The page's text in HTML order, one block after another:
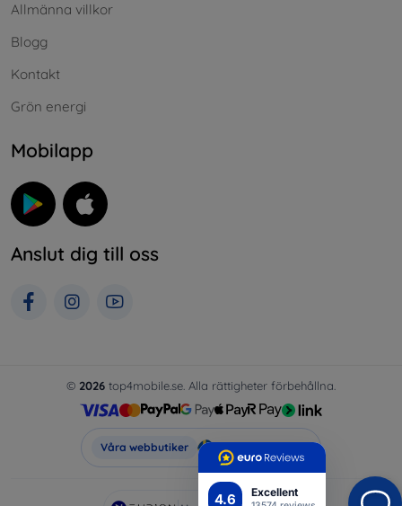
4.6 Excellent
Allmänna villkor
Blogg
Kontakt
Grön energi
Mobilapp
Anslut dig till oss
© 2026 top4mobile.se. Alla rättigheter förbehållna.
Våra webbutiker Top4Mobile.se